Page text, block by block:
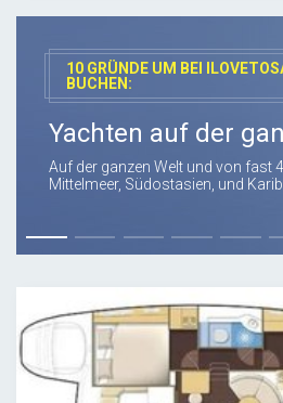
10 GRÜNDE UM BEI
BUCHEN:
Yachten auf der
Auf der ganzen Welt und von fast
Mittelmeer, Südostasien, und